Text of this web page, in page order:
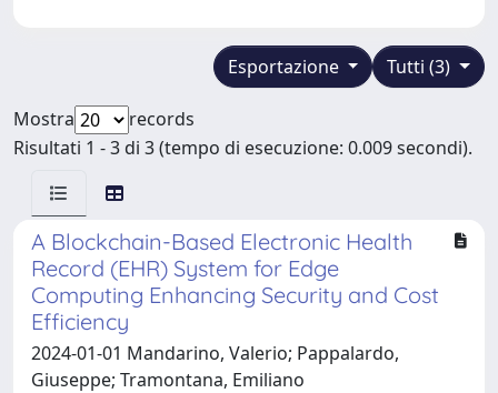
Tutti (3)
Esportazione
Mostra
records
Risultati 1 - 3 di 3 (tempo di esecuzione: 0.009 secondi).
A Blockchain-Based Electronic Health
Record (EHR) System for Edge
Computing Enhancing Security and Cost
Efficiency
2024-01-01 Mandarino, Valerio; Pappalardo,
Giuseppe; Tramontana, Emiliano